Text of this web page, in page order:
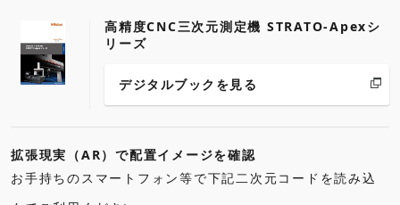
高精度CNC三次元測定機 STRATO-Apexシ
リーズ
デジタルブックを見る
拡張現実（AR）で配置イメージを確認
お手持ちのスマートフォン等で下記二次元コードを読み込